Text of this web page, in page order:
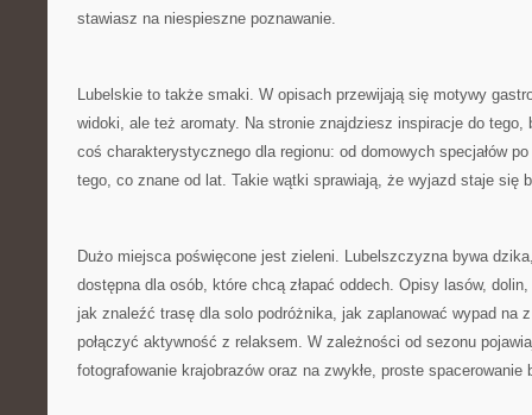
stawiasz na niespieszne poznawanie.
Lubelskie to także smaki. W opisach przewijają się motywy
widoki, ale też aromaty. Na stronie znajdziesz inspiracje do tego,
coś charakterystycznego dla regionu: od domowych specjałów
tego, co znane od lat. Takie wątki sprawiają, że wyjazd staje się
Dużo miejsca poświęcone jest zieleni. Lubelszczyzna bywa
dostępna dla osób, które chcą złapać oddech. Opisy lasów,
jak znaleźć trasę dla solo podróżnika, jak zaplanować wypad na
połączyć aktywność z relaksem. W zależności od sezonu
fotografowanie krajobrazów oraz na zwykłe, proste spacerowanie